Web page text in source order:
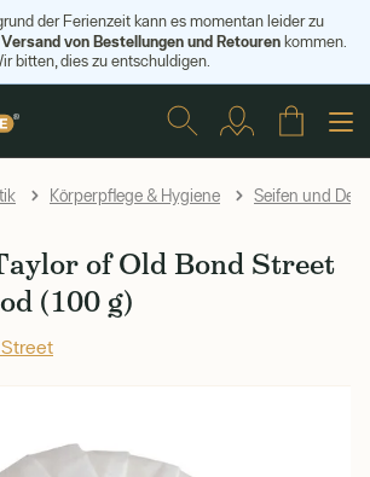
der Ferienzeit kann es momentan leider zu
von Bestellungen und Retourenkommen.
bitten, dies zu entschuldigen.
Körperpflege & Hygiene Seifen und
of Old Bond Street
(100 g)
Street